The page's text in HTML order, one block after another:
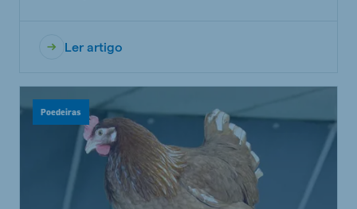
Ler artigo
Poedeiras